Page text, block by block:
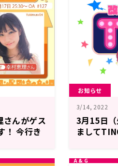
さんがゲス
！ 今行き
お知らせ
3/14, 2022
3月15日
まして